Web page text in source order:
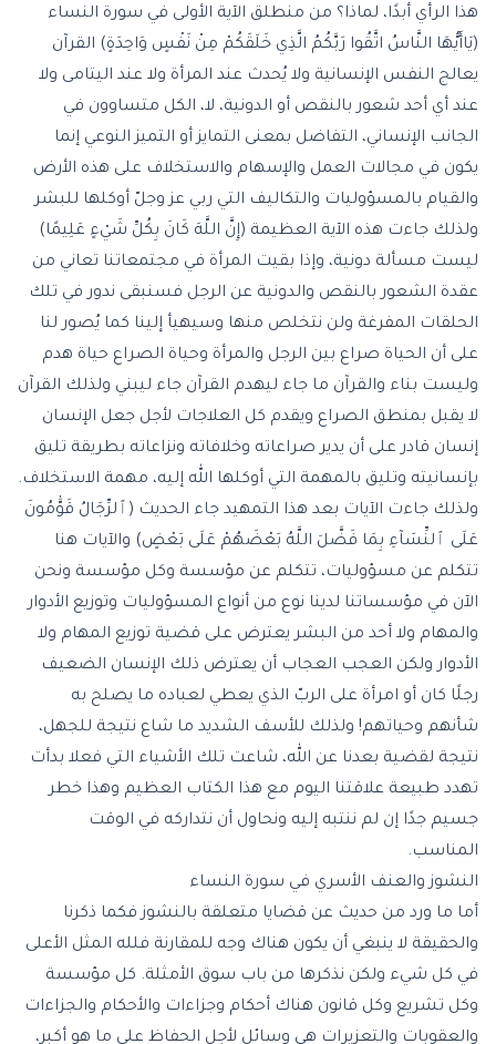
هذا الرأي أبدًا، لماذا؟ من منطلق الآية الأولى في سورة النساء
(يَاأَيُّهَا النَّاسُ اتَّقُوا رَبَّكُمُ الَّذِي خَلَقَكُمْ مِنْ نَفْسٍ وَاحِدَةٍ) القرآن
يعالج النفس الإنسانية ولا يُحدث عند المرأة ولا عند اليتامى ولا
عند أي أحد شعور بالنقص أو الدونية، لا، الكل متساوون في
الجانب الإنساني، التفاضل بمعنى التمايز أو التميز النوعي إنما
يكون في مجالات العمل والإسهام والاستخلاف على هذه الأرض
والقيام بالمسؤوليات والتكاليف التي ربي عز وجلّ أوكلها للبشر
ولذلك جاءت هذه الآية العظيمة (إِنَّ اللَّهَ كَانَ بِكُلِّ شَيْءٍ عَلِيمًا)
ليست مسألة دونية، وإذا بقيت المرأة في مجتمعاتنا تعاني من
عقدة الشعور بالنقص والدونية عن الرجل فسنبقى ندور في تلك
الحلقات المفرغة ولن نتخلص منها وسيهيأ إلينا كما يُصور لنا
على أن الحياة صراع بين الرجل والمرأة وحياة الصراع حياة هدم
وليست بناء والقرآن ما جاء ليهدم القرآن جاء ليبني ولذلك القرآن
لا يقبل بمنطق الصراع ويقدم كل العلاجات لأجل جعل الإنسان
إنسان قادر على أن يدير صراعاته وخلافاته ونزاعاته بطريقة تليق
بإنسانيته وتليق بالمهمة التي أوكلها الله إليه، مهمة الاستخلاف.
ولذلك جاءت الآيات بعد هذا التمهيد جاء الحديث (ٱلرِّجَالُ قَوَّٰمُونَ
عَلَى ٱلنِّسَآءِ بِمَا فَضَّلَ اللَّهُ بَعْضَهُمْ عَلَى بَعْضٍ) والآيات هنا
تتكلم عن مسؤوليات، تتكلم عن مؤسسة وكل مؤسسة ونحن
الآن في مؤسساتنا لدينا نوع من أنواع المسؤوليات وتوزيع الأدوار
والمهام ولا أحد من البشر يعترض على قضية توزيع المهام ولا
الأدوار ولكن العجب العجاب أن يعترض ذلك الإنسان الضعيف
رجلًا كان أو امرأة على الربّ الذي يعطي لعباده ما يصلح به
شأنهم وحياتهم! ولذلك للأسف الشديد ما شاع نتيجة للجهل،
نتيجة لقضية بعدنا عن الله، شاعت تلك الأشياء التي فعلا بدأت
تهدد طبيعة علاقتنا اليوم مع هذا الكتاب العظيم وهذا خطر
جسيم جدًا إن لم ننتبه إليه ونحاول أن نتداركه في الوقت
المناسب.
النشوز والعنف الأسري في سورة النساء
أما ما ورد من حديث عن قضايا متعلقة بالنشوز فكما ذكرنا
والحقيقة لا ينبغي أن يكون هناك وجه للمقارنة فلله المثل الأعلى
في كل شيء ولكن نذكرها من باب سوق الأمثلة. كل مؤسسة
وكل تشريع وكل قانون هناك أحكام وجزاءات والأحكام والجزاءات
والعقوبات والتعزيرات هي وسائل لأجل الحفاظ على ما هو أكبر،